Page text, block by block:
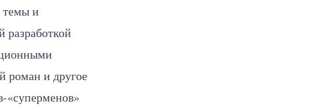
темы и
разработкой
роман и другое
«суперменов»